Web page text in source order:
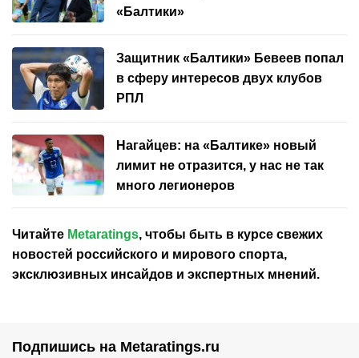
«Балтики»
Защитник «Балтики» Бевеев попал
в сферу интересов двух клубов
РПЛ
Нагайцев: на «Балтике» новый
лимит не отразится, у нас не так
много легионеров
Читайте Metaratings, чтобы быть в курсе свежих
новостей российского и мирового спорта,
эксклюзивных инсайдов и экспертных мнений.
Подпишись на Metaratings.ru